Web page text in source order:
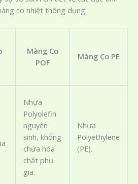
co nhiệt thông dụng:
Màng Co
POF
Màng Co PE
Nhựa
Polyolefin
nguyên
sinh, không
chứa hóa
chất phụ
gia.
Nhựa
Polyethylene
(PE).